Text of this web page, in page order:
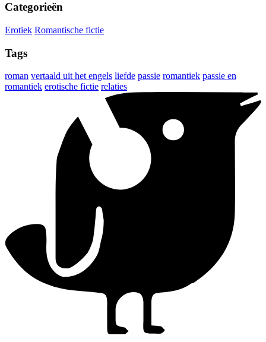
Categorieën
Erotiek Romantische fictie
Tags
roman vertaald uit het engels liefde passie romantiek passie en
romantiek erotische fictie relaties